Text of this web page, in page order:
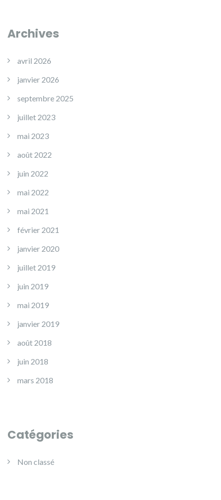
Archives
avril 2026
janvier 2026
septembre 2025
juillet 2023
mai 2023
août 2022
juin 2022
mai 2022
mai 2021
février 2021
janvier 2020
juillet 2019
juin 2019
mai 2019
janvier 2019
août 2018
juin 2018
mars 2018
Catégories
Non classé